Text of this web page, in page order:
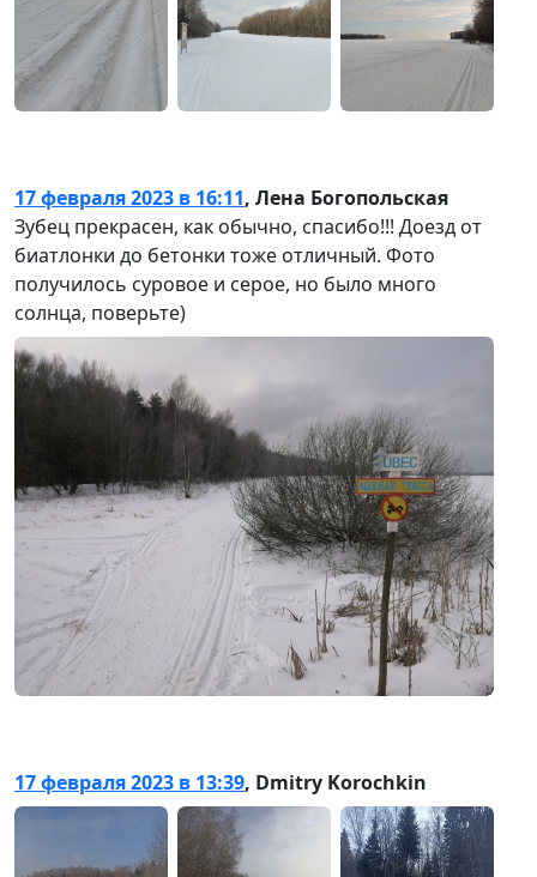
17 февраля 2023 в 16:11, Лена Богопольская
Зубец прекрасен, как обычно, спасибо!!! Доезд от
биатлонки до бетонки тоже отличный. Фото
получилось суровое и серое, но было много
солнца, поверьте)
17 февраля 2023 в 13:39, Dmitry Korochkin